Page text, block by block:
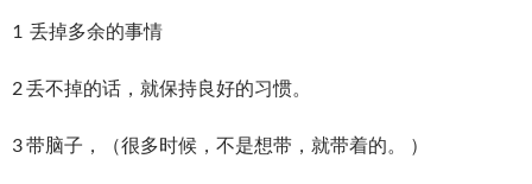
1 丢掉多余的事情
2 丢不掉的话，就保持良好的习惯。
3 带脑子，（很多时候，不是想带，就带着的。 ）